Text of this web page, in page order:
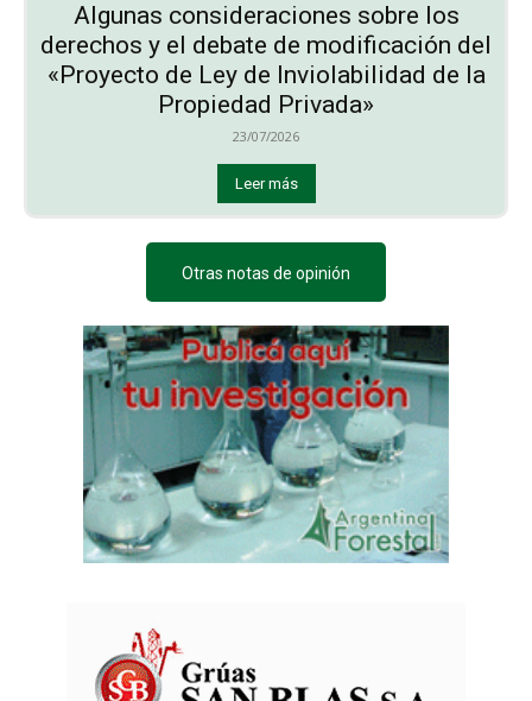
Algunas consideraciones sobre los
derechos y el debate de modificación del
«Proyecto de Ley de Inviolabilidad de la
Propiedad Privada»
23/07/2026
Leer más
Otras notas de opinión